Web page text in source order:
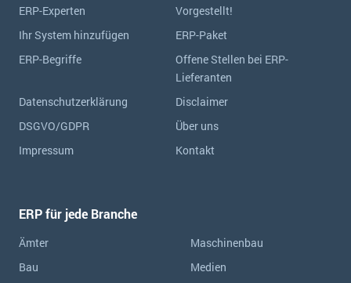
ERP-Experten
Vorgestellt!
Ihr System hinzufügen
ERP-Paket
ERP-Begriffe
Offene Stellen bei ERP-
Lieferanten
Datenschutzerklärung
Disclaimer
DSGVO/GDPR
Über uns
Impressum
Kontakt
ERP für jede Branche
Ämter
Bau
Maschinenbau
Medien